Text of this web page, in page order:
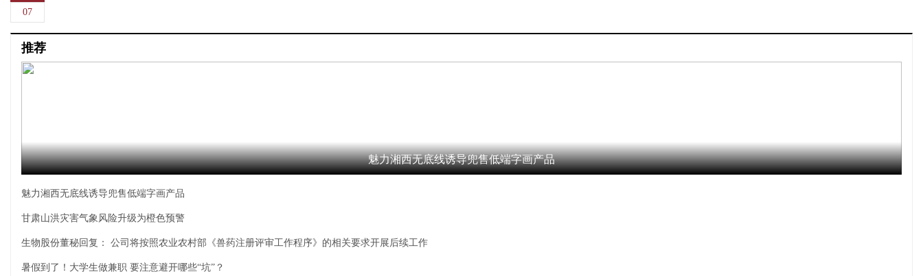
07
推荐
魅力湘西无底线诱导兜售低端字画产品
魅力湘西无底线诱导兜售低端字画产品
甘肃山洪灾害气象风险升级为橙色预警
生物股份董秘回复： 公司将按照农业农村部《兽药注册评审工作程序》的相关要求开展后续工作
暑假到了！大学生做兼职 要注意避开哪些“坑”？